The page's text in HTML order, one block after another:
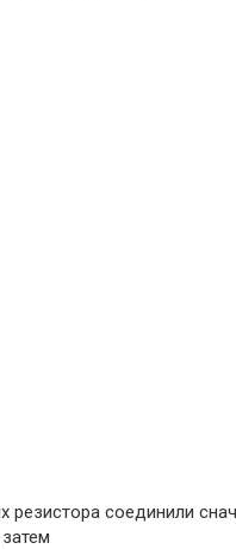
резистора соединили